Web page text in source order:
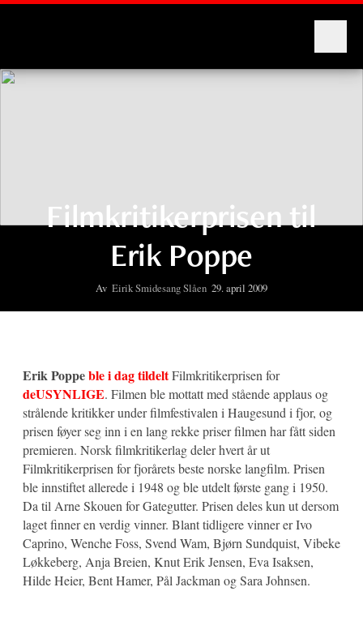
Filmkritikerprisen til
Erik Poppe
Av Eirik Smidesang Slåen 29. april 2009
Erik Poppeble i dag tildeltFilmkritikerprisen for
deUSYNLIGE. Filmen ble mottatt med stående applaus og
strålende kritikker under filmfestivalen i Haugesund i fjor, og
prisen føyer seg inn i en lang rekke priser filmen har fått siden
premieren. Norsk filmkritikerlag deler hvert år ut
Filmkritikerprisen for fjorårets beste norske langfilm. Prisen
ble innstiftet allerede i 1948 og ble utdelt første gang i 1950.
Da til Arne Skouen for Gategutter. Prisen deles kun ut dersom
laget finner en verdig vinner. Blant tidligere vinner er Ivo
Caprino, Wenche Foss, Svend Wam, Bjørn Sundquist, Vibeke
Løkkeberg, Anja Breien, Knut Erik Jensen, Eva Isaksen,
Hilde Heier, Bent Hamer, Pål Jackman og Sara Johnsen.